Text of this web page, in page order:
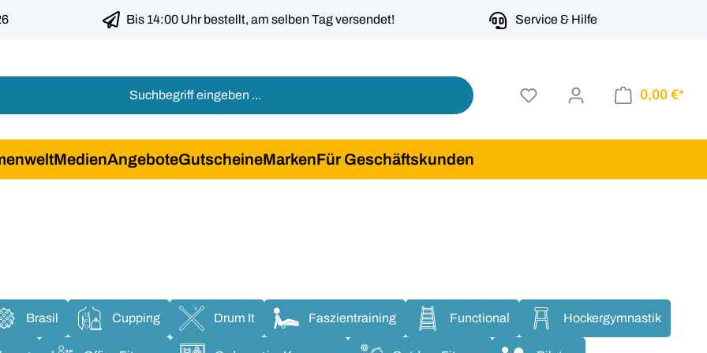
Bis 14:00 Uhr bestellt, am selben Tag versendet! Service & Hilfe
0,00 €*
MedienAngeboteGutscheineMarkenFür Geschäftskunden
Brasil Cupping Drum It Faszientraining Functional Hockergymnastik